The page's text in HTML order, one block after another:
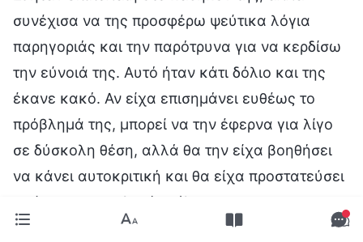
συνέχισα να της προσφέρω ψεύτικα λόγια
παρηγοριάς και την παρότρυνα για να κερδίσω
την εύνοιά της. Αυτό ήταν κάτι δόλιο και της
έκανε κακό. Αν είχα επισημάνει ευθέως το
πρόβλημά της, μπορεί να την έφερνα για λίγο
σε δύσκολη θέση, αλλά θα την είχα βοηθήσει
να κάνει αυτοκριτική και θα είχα προστατεύσει
το έργο της εκκλησίας. Όταν το
συνειδητοποίησα αυτό, πήγα στη Λιν Σι και